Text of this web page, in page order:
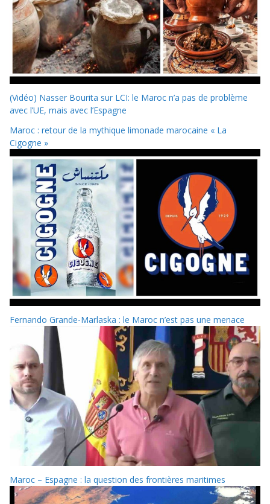
(Vidéo) Nasser Bourita sur LCI: le Maroc n’a pas de problème
avec l’UE, mais avec l’Espagne
Maroc : retour de la mythique limonade marocaine « La
Cigogne »
Fernando Grande-Marlaska : le Maroc n’est pas une menace
Maroc – Espagne : la question des frontières maritimes